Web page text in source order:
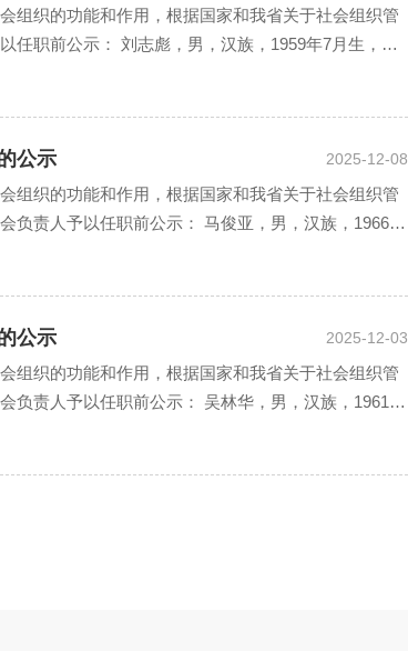
组织的功能和作用，根据国家和我省关于社会组织管
任职前公示： 刘志彪，男，汉族，1959年7月生，硕
2025-12-08
公示
组织的功能和作用，根据国家和我省关于社会组织管
负责人予以任职前公示： 马俊亚，男，汉族，1966年
2025-12-03
公示
组织的功能和作用，根据国家和我省关于社会组织管
负责人予以任职前公示： 吴林华，男，汉族，1961年